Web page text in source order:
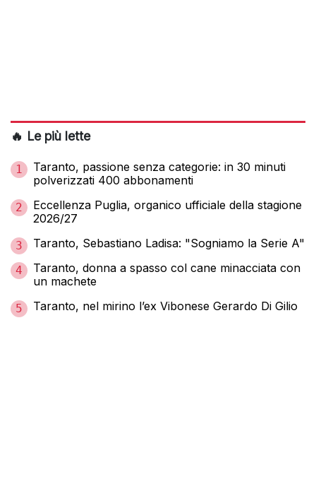
🔥 Le più lette
1
Taranto, passione senza categorie: in 30 minuti
polverizzati 400 abbonamenti
2
Eccellenza Puglia, organico ufficiale della stagione
2026/27
3 Taranto, Sebastiano Ladisa: "Sogniamo la Serie A"
4
Taranto, donna a spasso col cane minacciata con
un machete
5 Taranto, nel mirino l’ex Vibonese Gerardo Di Gilio